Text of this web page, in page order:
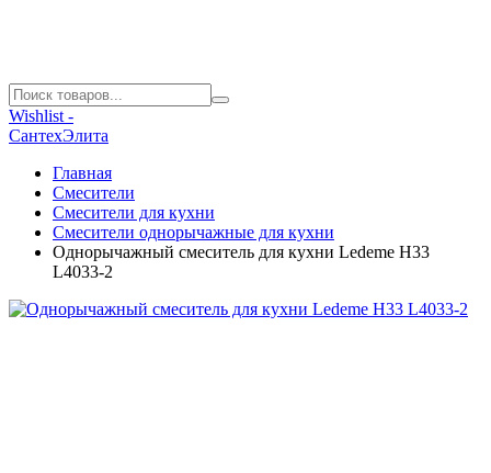
Wishlist -
СантехЭлита
Главная
Смесители
Смесители для кухни
Смесители однорычажные для кухни
Однорычажный смеситель для кухни Ledeme H33
L4033-2